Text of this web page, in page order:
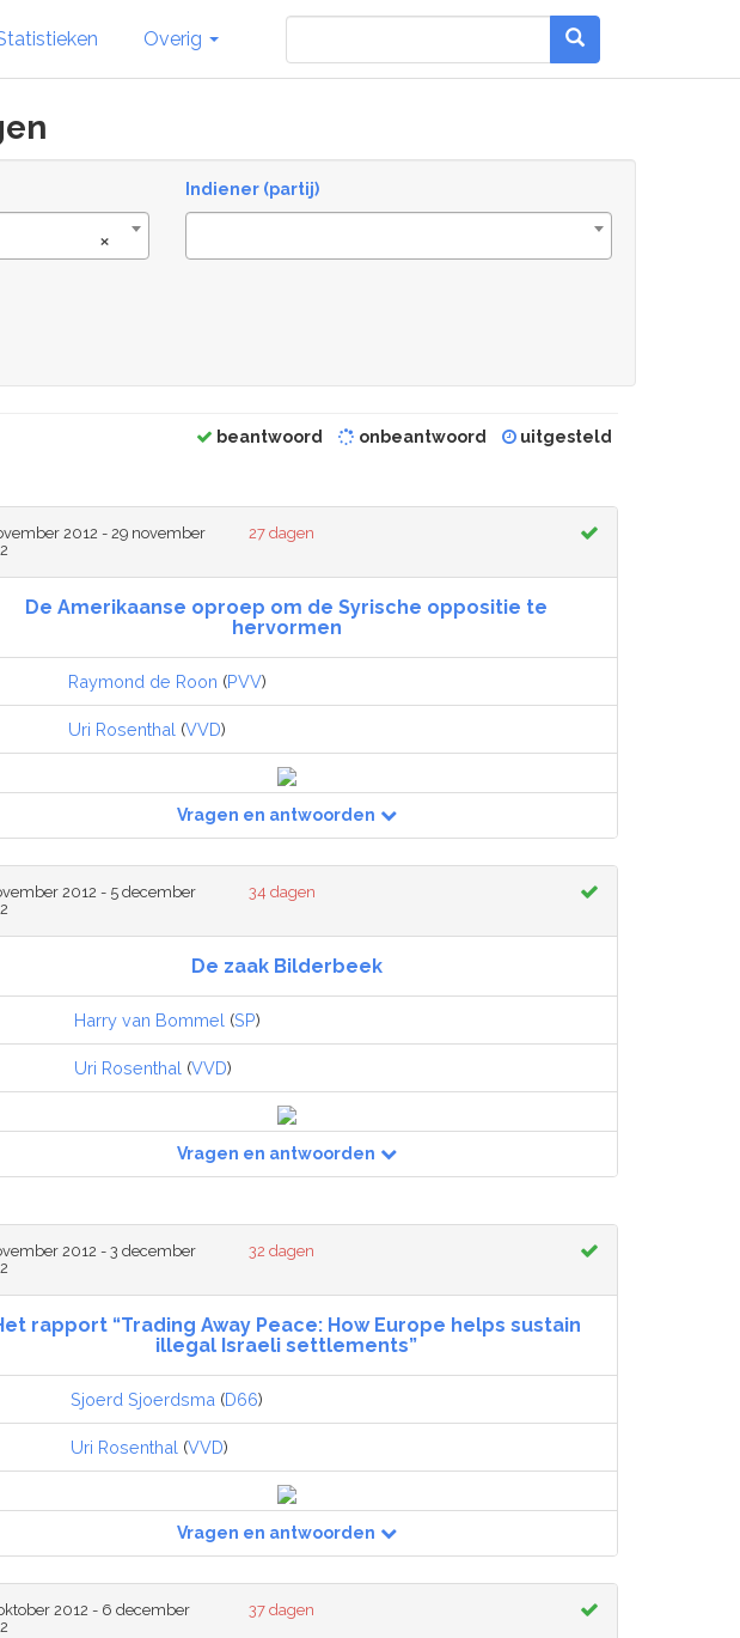
Overig
×
Indiener (partij)
beantwoord onbeantwoord uitgesteld
2012 - 29 november
27 dagen
De Amerikaanse oproep om de Syrische oppositie te
hervormen
Raymond de Roon (PVV)
Uri Rosenthal (VVD)
Vragen en antwoorden
2012 - 5 december
34 dagen
De zaak Bilderbeek
Harry van Bommel (SP)
Uri Rosenthal (VVD)
Vragen en antwoorden
2012 - 3 december
32 dagen
rapport “Trading Away Peace: How Europe helps sustain
illegal Israeli settlements”
Sjoerd Sjoerdsma (D66)
Uri Rosenthal (VVD)
Vragen en antwoorden
2012 - 6 december
37 dagen